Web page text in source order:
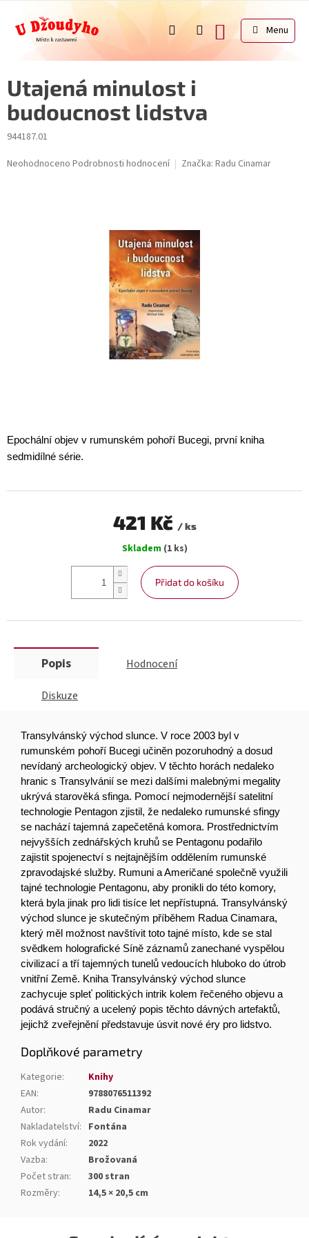
obsah
NÁKUPNÍ
KOŠÍK
Utajená minulost i
budoucnost lidstva
944187.01
Průměrné
Neohodnoceno Podrobnosti hodnocení Značka: Radu Cinamar
Epochální objev v rumunském pohoří Bucegi, první kniha
sedmidílné série.
421 Kč / ks
cena:
Skladem (1 ks)
Přidat do košíku
Popis Hodnocení
Diskuze
Transylvánský východ slunce. V roce 2003 byl v
rumunském pohoří Bucegi učiněn pozoruhodný a dosud
nevídaný archeologický objev. V těchto horách nedaleko
hranic s Transylvánií se mezi dalšími malebnými megality
ukrývá starověká sfinga. Pomocí nejmodernější satelitní
technologie Pentagon zjistil, že nedaleko rumunské sfingy
se nachází tajemná zapečetěná komora. Prostřednictvím
nejvyšších zednářských kruhů se Pentagonu podařilo
zajistit spojenectví s nejtajnějším oddělením rumunské
zpravodajské služby. Rumuni a Američané společně využili
tajné technologie Pentagonu, aby pronikli do této komory,
která byla jinak pro lidi tisíce let nepřístupná. Transylvánský
východ slunce je skutečným příběhem Radua Cinamara,
který měl možnost navštívit toto tajné místo, kde se stal
svědkem holografické Síně záznamů zanechané vyspělou
civilizací a tří tajemných tunelů vedoucích hluboko do útrob
vnitřní Země. Kniha Transylvánský východ slunce
zachycuje spleť politických intrik kolem řečeného objevu a
podává stručný a ucelený popis těchto dávných artefaktů,
jejichž zveřejnění představuje úsvit nové éry pro lidstvo.
Doplňkové parametry
Kategorie:
Knihy
EAN:
9788076511392
Autor:
Radu Cinamar
Nakladatelství: Fontána
Rok vydání:
2022
Vazba:
Brožovaná
Počet stran:
300 stran
Rozměry: 14,5 × 20,5 cm